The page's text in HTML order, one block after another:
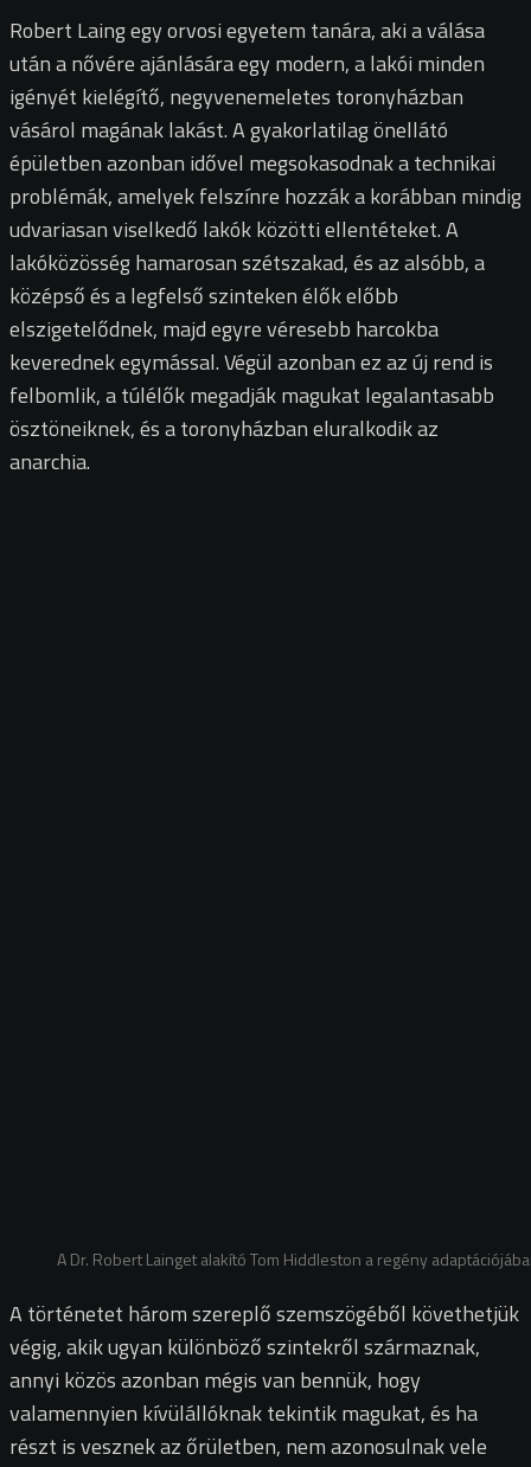
Robert Laing egy orvosi egyetem tanára, aki a válása
után a nővére ajánlására egy modern, a lakói minden
igényét kielégítő, negyvenemeletes toronyházban
vásárol magának lakást. A gyakorlatilag önellátó
épületben azonban idővel megsokasodnak a technikai
problémák, amelyek felszínre hozzák a korábban mindig
udvariasan viselkedő lakók közötti ellentéteket. A
lakóközösség hamarosan szétszakad, és az alsóbb, a
középső és a legfelső szinteken élők előbb
elszigetelődnek, majd egyre véresebb harcokba
keverednek egymással. Végül azonban ez az új rend is
felbomlik, a túlélők megadják magukat legalantasabb
ösztöneiknek, és a toronyházban eluralkodik az
anarchia.
A Dr. Robert Lainget alakító Tom Hiddleston a regény
A történetet három szereplő szemszögéből követhetjük
végig, akik ugyan különböző szintekről származnak,
annyi közös azonban mégis van bennük, hogy
valamennyien kívülállóknak tekintik magukat, és ha
részt is vesznek az őrületben, nem azonosulnak vele